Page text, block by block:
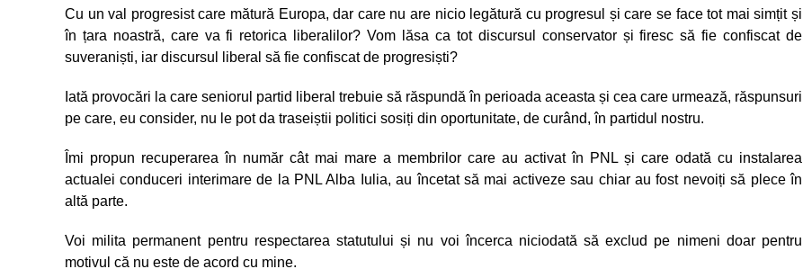
Cu un val progresist care mătură Europa, dar care nu are nicio legătură cu progresul și care se face tot mai simțit și
în țara noastră, care va fi retorica liberalilor? Vom lăsa ca tot discursul conservator și firesc să fie confiscat de
suveraniști, iar discursul liberal să fie confiscat de progresiști?
Iată provocări la care seniorul partid liberal trebuie să răspundă în perioada aceasta și cea care urmează, răspunsuri
pe care, eu consider, nu le pot da traseiștii politici sosiți din oportunitate, de curând, în partidul nostru.
Îmi propun recuperarea în număr cât mai mare a membrilor care au activat în PNL și care odată cu instalarea
actualei conduceri interimare de la PNL Alba Iulia, au încetat să mai activeze sau chiar au fost nevoiți să plece în
altă parte.
Voi milita permanent pentru respectarea statutului și nu voi încerca niciodată să exclud pe nimeni doar pentru
motivul că nu este de acord cu mine.